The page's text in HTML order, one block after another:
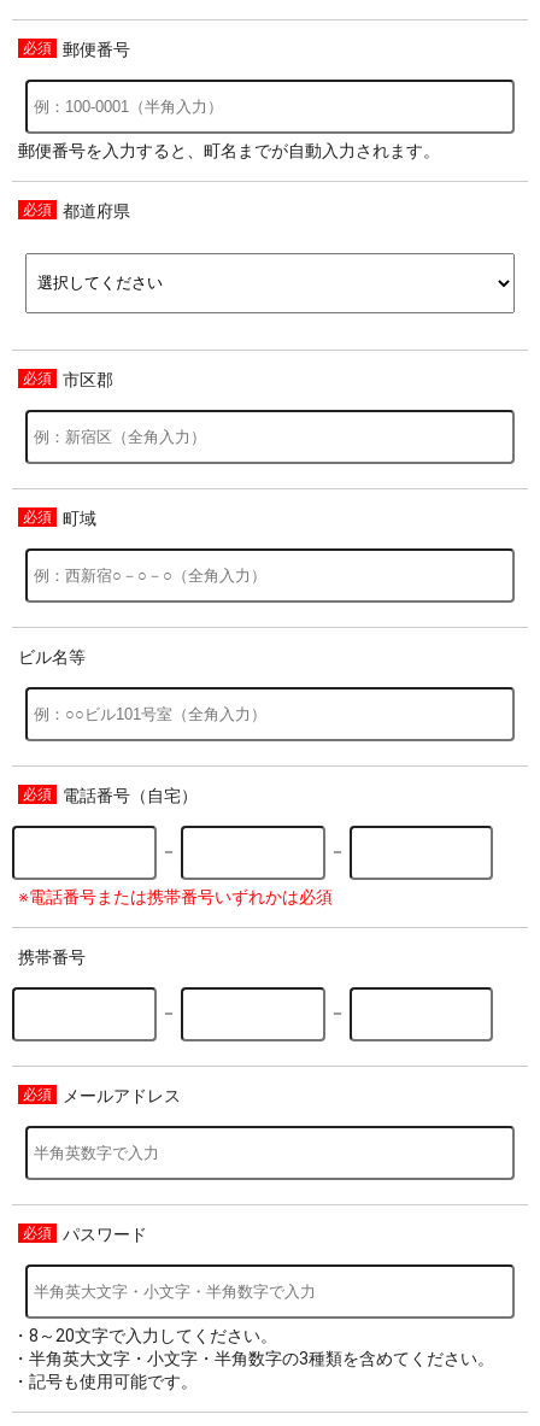
過去の特集をすべて見る>>
郵便番号
郵便番号を入力すると、町名までが自動入力されます。
都道府県
市区郡
町域
ビル名等
電話番号（自宅）
－ －
※電話番号または携帯番号いずれかは必須
携帯番号
－ －
メールアドレス
パスワード
・8～20文字で入力してください。
・半角英大文字・小文字・半角数字の3種類を含めてください。
・記号も使用可能です。